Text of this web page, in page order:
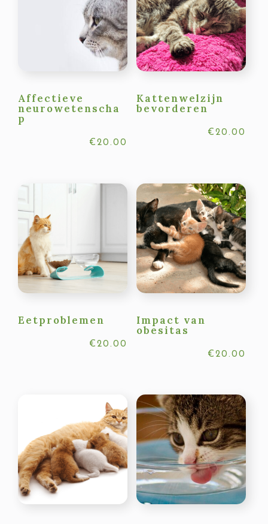
Affectieve
neurowetenscha
p
€ 20.00
Kattenwelzijn
bevorderen
€ 20.00
Eetproblemen
€ 20.00
Impact van
obesitas
€ 20.00